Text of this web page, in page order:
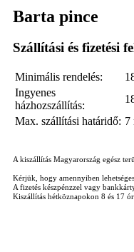
Barta pince
Szállítási és fizetési
Minimális rendelés:
Ingyenes
házhozszállítás:
Max. szállítási határidő: 7
A kiszállítás Magyarország egész
Kérjük, hogy amennyiben
A fizetés készpénzzel vagy
Kiszállítás hétköznapokon 8 és 17